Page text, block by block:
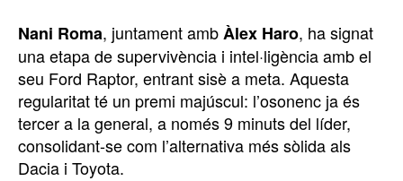
Nani Roma, juntament ambÀlex Haro, ha signat
una etapa de supervivència i intel·ligència amb el
seu Ford Raptor, entrant sisè a meta. Aquesta
regularitat té un premi majúscul: l’osonenc ja és
tercer a la general, a només 9 minuts del líder,
consolidant-se com l’alternativa més sòlida als
Dacia i Toyota.